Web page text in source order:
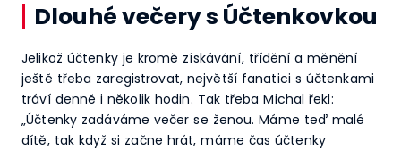
Dlouhé večery s Účtenkovkou
Jelikož účtenky je kromě získávání, třídění a měnění
ještě třeba zaregistrovat, největší fanatici s účtenkami
tráví denně i několik hodin. Tak třeba Michal řekl:
„Účtenky zadáváme večer se ženou. Máme teď malé
dítě, tak když si začne hrát, máme čas účtenky